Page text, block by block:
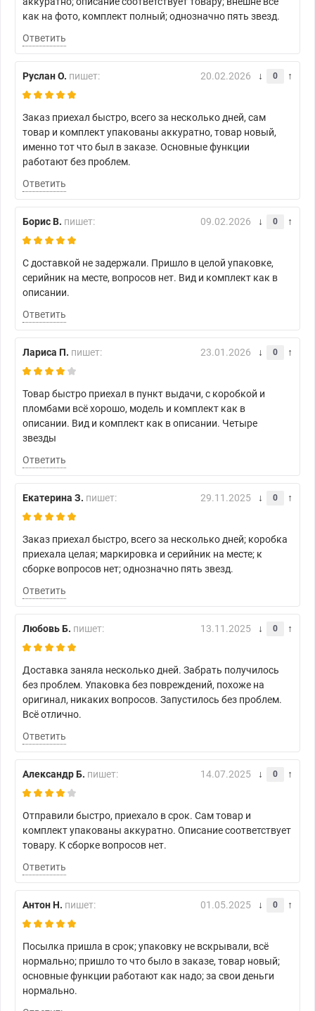
как на фото, комплект полный; однозначно пять звезд.
Ответить
Руслан О. пишет: 20.02.2026 0
Заказ приехал быстро, всего за несколько дней, сам
товар и комплект упакованы аккуратно, товар новый,
именно тот что был в заказе. Основные функции
работают без проблем.
Ответить
Борис В. пишет: 09.02.2026 0
С доставкой не задержали. Пришло в целой упаковке,
серийник на месте, вопросов нет. Вид и комплект как в
описании.
Ответить
Лариса П. пишет: 23.01.2026 0
Товар быстро приехал в пункт выдачи, с коробкой и
пломбами всё хорошо, модель и комплект как в
описании. Вид и комплект как в описании. Четыре
звезды
Ответить
Екатерина З. пишет: 29.11.2025 0
Заказ приехал быстро, всего за несколько дней; коробка
приехала целая; маркировка и серийник на месте; к
сборке вопросов нет; однозначно пять звезд.
Ответить
Любовь Б. пишет: 13.11.2025 0
Доставка заняла несколько дней. Забрать получилось
без проблем. Упаковка без повреждений, похоже на
оригинал, никаких вопросов. Запустилось без проблем.
Всё отлично.
Ответить
Александр Б. пишет: 14.07.2025 0
Отправили быстро, приехало в срок. Сам товар и
комплект упакованы аккуратно. Описание соответствует
товару. К сборке вопросов нет.
Ответить
Антон Н. пишет: 01.05.2025 0
Посылка пришла в срок; упаковку не вскрывали, всё
нормально; пришло то что было в заказе, товар новый;
основные функции работают как надо; за свои деньги
нормально.